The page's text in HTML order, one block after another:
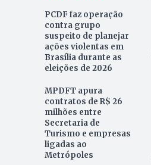
PCDF faz operação
contra grupo
suspeito de planejar
ações violentas em
Brasília durante as
eleições de 2026
MPDFT apura
contratos de R$ 26
milhões entre
Secretaria de
Turismo e empresas
ligadas ao
Metrópoles